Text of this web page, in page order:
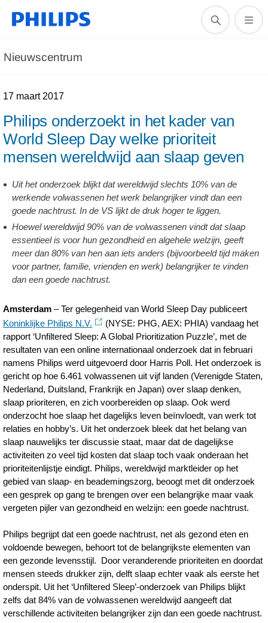
Nieuwscentrum
17 maart 2017
Philips onderzoekt in het kader van
World Sleep Day welke prioriteit
mensen wereldwijd aan slaap geven
Uit het onderzoek blijkt dat wereldwijd slechts 10% van de
werkende volwassenen het werk belangrijker vindt dan een
goede nachtrust. In de VS lijkt de druk hoger te liggen.
Hoewel wereldwijd 90% van de volwassenen vindt dat slaap
essentieel is voor hun gezondheid en algehele welzijn, geeft
meer dan 80% van hen aan iets anders (bijvoorbeeld tijd maken
voor partner, familie, vrienden en werk) belangrijker te vinden
dan een goede nachtrust.
Amsterdam – Ter gelegenheid van World Sleep Day publiceert
Koninklijke Philips N.V.
(NYSE: PHG, AEX: PHIA) vandaag het
rapport ‘Unfiltered Sleep: A Global Prioritization Puzzle’, met de
resultaten van een online internationaal onderzoek dat in februari
namens Philips werd uitgevoerd door Harris Poll. Het onderzoek is
gericht op hoe 6.461 volwassenen uit vijf landen (Verenigde Staten,
Nederland, Duitsland, Frankrijk en Japan) over slaap denken,
slaap prioriteren, en zich voorbereiden op slaap. Ook werd
onderzocht hoe slaap het dagelijks leven beïnvloedt, van werk tot
relaties en hobby’s. Uit het onderzoek bleek dat het belang van
slaap nauwelijks ter discussie staat, maar dat de dagelijkse
activiteiten zo veel tijd kosten dat slaap toch vaak onderaan het
prioriteitenlijstje eindigt. Philips, wereldwijd marktleider op het
gebied van slaap- en beademingszorg, beoogt met dit onderzoek
een gesprek op gang te brengen over een belangrijke maar vaak
vergeten pijler van gezondheid en welzijn: een goede nachtrust.
Philips begrijpt dat een goede nachtrust, net als gezond eten en
voldoende bewegen, behoort tot de belangrijkste elementen van
een gezonde levensstijl. Door veranderende prioriteiten en doordat
mensen steeds drukker zijn, delft slaap echter vaak als eerste het
onderspit. Uit het ‘Unfiltered Sleep’-onderzoek van Philips blijkt
zelfs dat 84% van de volwassenen wereldwijd aangeeft dat
verschillende activiteiten belangrijker zijn dan een goede nachtrust.